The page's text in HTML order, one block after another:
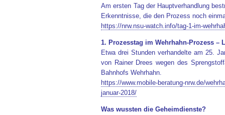
Am ersten Tag der Hauptverhandlung
Erkenntnisse, die den Prozess noch
https://nrw.nsu-watch.info/tag-1-im-
1. Prozesstag im Wehrhahn-Prozess –
Etwa drei Stunden verhandelte am 25.
von Rainer Drees wegen des
Bahnhofs Wehrhahn.
https://www.mobile-beratung-nrw.de/
januar-2018/
Was wussten die Geheimdienste?